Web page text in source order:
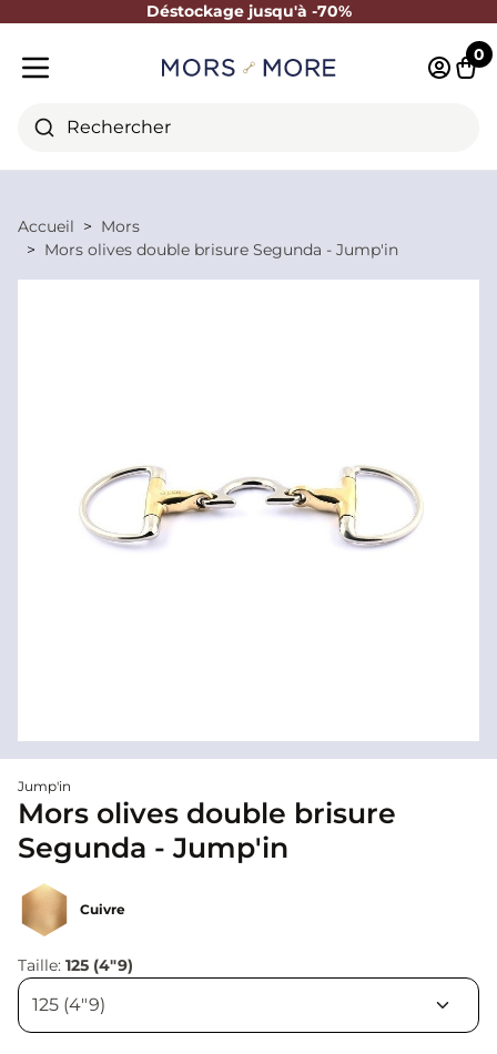
Déstockage jusqu'à -70%
Fermer
Rechercher
0
Accueil
Mors
Mors olives double brisure Segunda - Jump'in
Jump'in
Mors olives double brisure
Segunda - Jump'in
Cuivre
Taille: 125 (4"9)